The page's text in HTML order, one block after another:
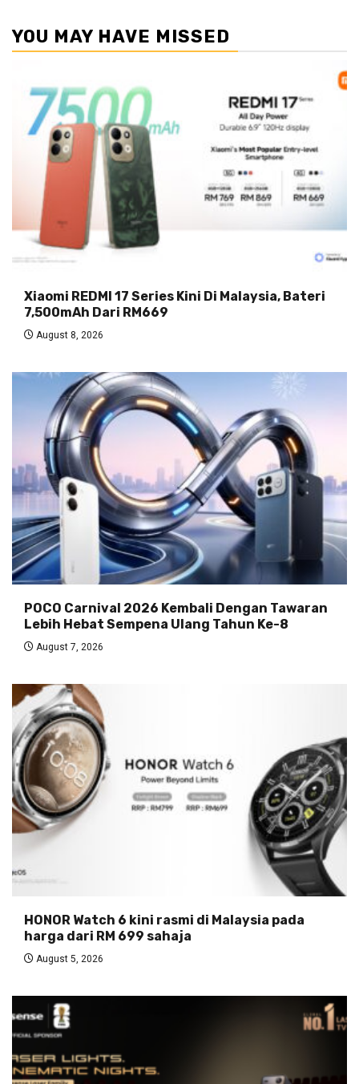
YOU MAY HAVE MISSED
Xiaomi REDMI 17 Series Kini Di Malaysia, Bateri
7,500mAh Dari RM669
August 8, 2026
POCO Carnival 2026 Kembali Dengan Tawaran
Lebih Hebat Sempena Ulang Tahun Ke-8
August 7, 2026
HONOR Watch 6 kini rasmi di Malaysia pada
harga dari RM 699 sahaja
August 5, 2026